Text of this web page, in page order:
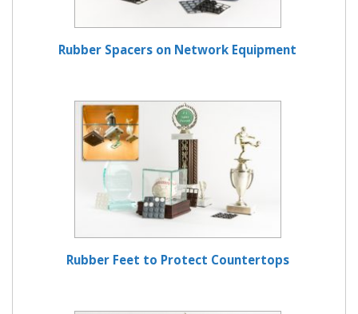
Rubber Spacers on Network Equipment
Rubber Feet to Protect Countertops